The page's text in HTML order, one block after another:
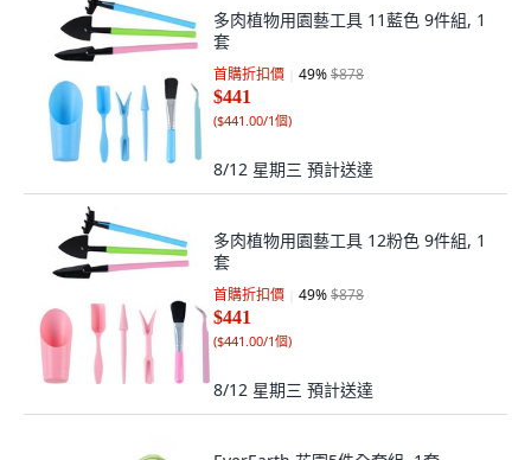
多肉植物用園藝工具 11藍色 9件組, 1
套
首購折扣價 49%$878
$441
($441.00/1個)
8/12 星期三 預計送達
多肉植物用園藝工具 12粉色 9件組, 1
套
首購折扣價 49%$878
$441
($441.00/1個)
8/12 星期三 預計送達